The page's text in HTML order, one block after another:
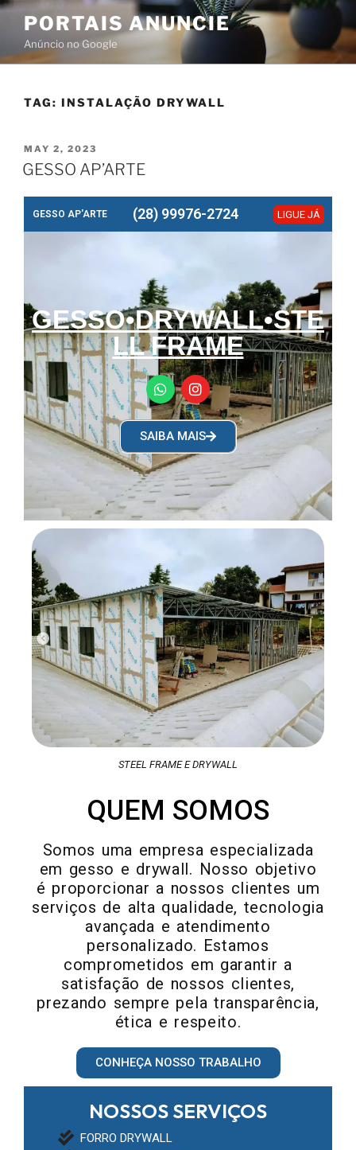
PORTAIS ANUNCIE
Anúncio no Google
TAG: INSTALAÇÃO DRYWALL
MAY 2, 2023
GESSO AP’ARTE
GESSO AP'ARTE (28) 99976-2724 LIGUE JÁ
GESSO•DRYWALL•STE
LL FRAME
SAIBA MAIS
STEEL FRAME E DRYWALL
QUEM SOMOS
Somos uma empresa especializada
em gesso e drywall. Nosso objetivo
é proporcionar a nossos clientes um
serviços de alta qualidade, tecnologia
avançada e atendimento
personalizado. Estamos
comprometidos em garantir a
satisfação de nossos clientes,
prezando sempre pela transparência,
ética e respeito.
CONHEÇA NOSSO TRABALHO
NOSSOS SERVIÇOS
FORRO DRYWALL